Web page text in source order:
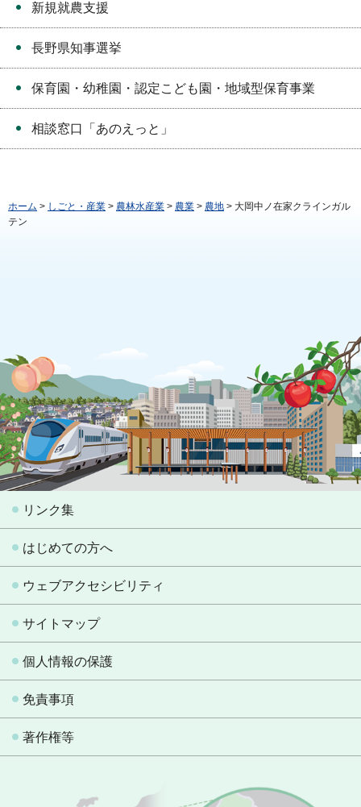
新規就農支援
長野県知事選挙
保育園・幼稚園・認定こども園・地域型保育事業
相談窓口「あのえっと」
ホーム > しごと・産業 > 農林水産業 > 農業 > 農地 > 大岡中ノ在家クラインガル
テン
リンク集
はじめての方へ
ウェブアクセシビリティ
サイトマップ
個人情報の保護
免責事項
著作権等